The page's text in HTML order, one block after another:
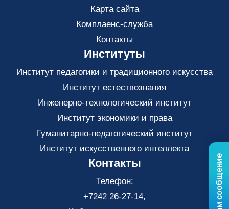
Карта сайта
Комплаенс-служба
Контакты
Институты
Институт педагогики и традиционного искусства
Институт естествознания
Инженерно-технологический институт
Институт экономики и права
Гуманитарно-педагогический институт
Институт искусственного интеллекта
Контакты
Телефон:
+7242 26-27-14,